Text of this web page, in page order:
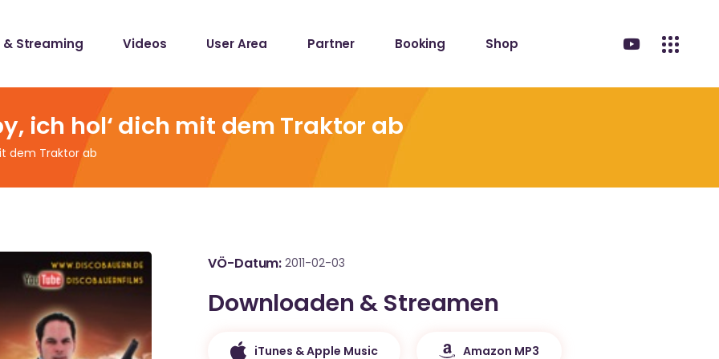
& Streaming Videos User Area Partner Booking Shop
ich hol‘ dich mit dem Traktor ab
dem Traktor ab
VÖ-Datum 2011-02-03
Downloaden & Streamen
iTunes & Apple Music Amazon MP3